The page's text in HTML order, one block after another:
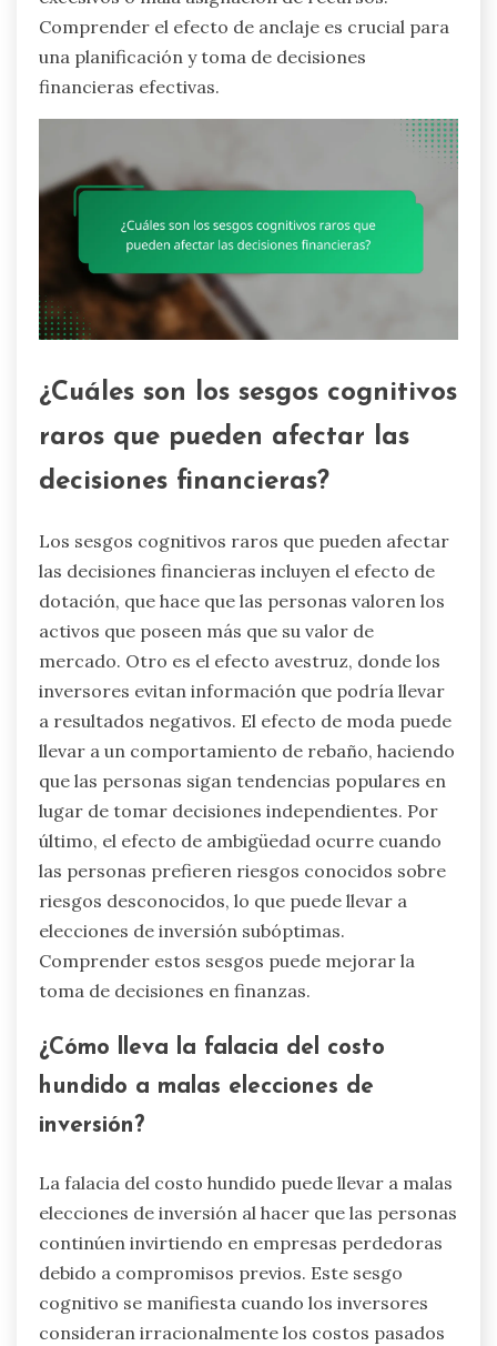
Comprender el efecto de anclaje es crucial para
una planificación y toma de decisiones
financieras efectivas.
¿Cuáles son los sesgos cognitivos
raros que pueden afectar las
decisiones financieras?
Los sesgos cognitivos raros que pueden afectar
las decisiones financieras incluyen el efecto de
dotación, que hace que las personas valoren los
activos que poseen más que su valor de
mercado. Otro es el efecto avestruz, donde los
inversores evitan información que podría llevar
a resultados negativos. El efecto de moda puede
llevar a un comportamiento de rebaño, haciendo
que las personas sigan tendencias populares en
lugar de tomar decisiones independientes. Por
último, el efecto de ambigüedad ocurre cuando
las personas prefieren riesgos conocidos sobre
riesgos desconocidos, lo que puede llevar a
elecciones de inversión subóptimas.
Comprender estos sesgos puede mejorar la
toma de decisiones en finanzas.
¿Cómo lleva la falacia del costo
hundido a malas elecciones de
inversión?
La falacia del costo hundido puede llevar a malas
elecciones de inversión al hacer que las personas
continúen invirtiendo en empresas perdedoras
debido a compromisos previos. Este sesgo
cognitivo se manifiesta cuando los inversores
consideran irracionalmente los costos pasados